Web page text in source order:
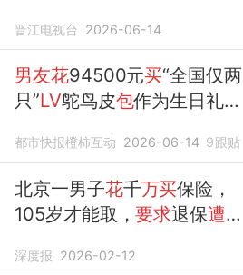
题！上网一搜更是难以接受，
要求退款遭拒
晋江电视台 2026-06-14
男友花94500元买“全国仅两
只”LV鸵鸟皮包作为生日礼
发现疑是“展销品”，很多人摸
过试过……要求退款遭拒
都市快报橙柿互动 2026-06-14 9跟贴
北京一男子花千万买保险，
105岁才能取，要求退保遭
深度报 2026-02-12